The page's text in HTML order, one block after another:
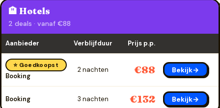
🏨 Hotels
2 deals · vanaf €88
Aanbieder Verblijfduur Prijs p.p.
⭐ Goedkoopst
Booking
2 nachten €88 Bekijk→
Booking 3 nachten €132 Bekijk→